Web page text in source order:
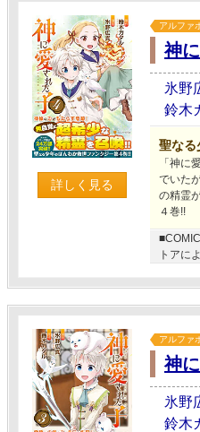
詳しく見る
アルファ
神
氷野
鈴木
聖なる
「神に
でいた
の精霊
４巻!!
トアに
アルファ
神
氷野
鈴木